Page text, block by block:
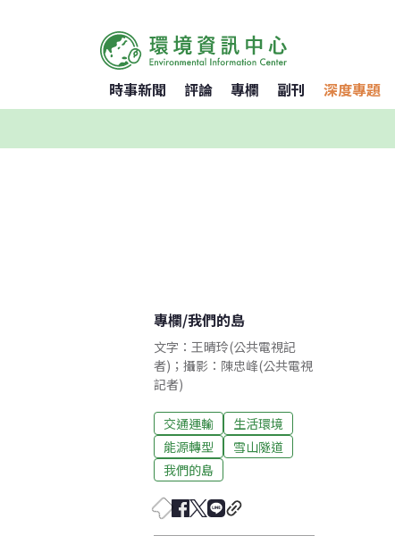
時事新聞 評論 專欄 副刊 深度專題
專欄/我們的島
文字：王晴玲(公共電視記
者)；攝影：陳忠峰(公共電視
記者)
交通運輸
生活環境
能源轉型
雪山隧道
我們的島